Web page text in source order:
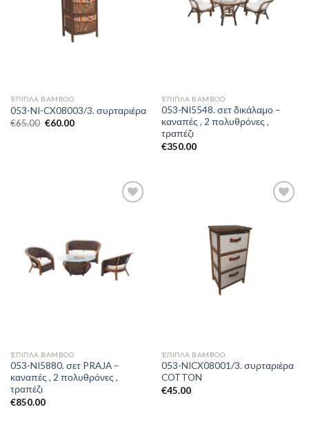
ΈΠΙΠΛΑ BAMBOO
053-NI-CX08003/3. συρταριέρα
€65.00 €60.00
ΈΠΙΠΛΑ BAMBOO
053-NI5548. σετ δικάλαμο –
καναπές , 2 πολυθρόνες ,
τραπέζι
€350.00
ΈΠΙΠΛΑ BAMBOO
053-NI5880. σετ PRAJA –
καναπές , 2 πολυθρόνες ,
τραπέζι
€850.00
ΈΠΙΠΛΑ BAMBOO
053-NICX08001/3. συρταριέρα
COTTON
€45.00